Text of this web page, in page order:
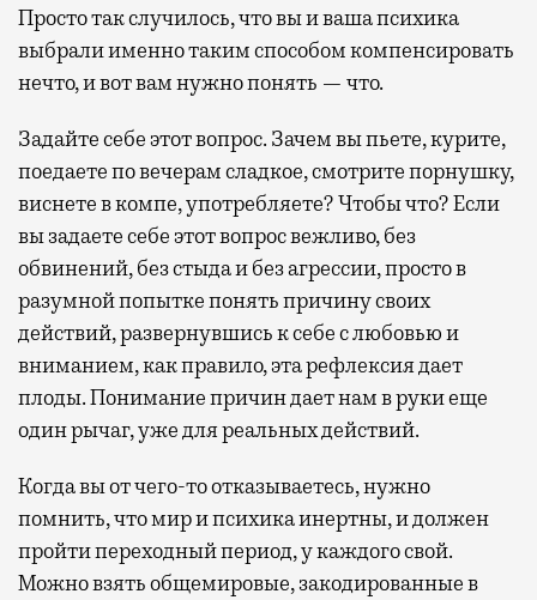
Просто так случилось, что вы и ваша психика
выбрали именно таким способом компенсировать
нечто, и вот вам нужно понять — что.
Задайте себе этот вопрос. Зачем вы пьете, курите,
поедаете по вечерам сладкое, смотрите порнушку,
виснете в компе, употребляете? Чтобы что? Если
вы задаете себе этот вопрос вежливо, без
обвинений, без стыда и без агрессии, просто в
разумной попытке понять причину своих
действий, развернувшись к себе с любовью и
вниманием, как правило, эта рефлексия дает
плоды. Понимание причин дает нам в руки еще
один рычаг, уже для реальных действий.
Когда вы от чего-то отказываетесь, нужно
помнить, что мир и психика инертны, и должен
пройти переходный период, у каждого свой.
Можно взять общемировые, закодированные в